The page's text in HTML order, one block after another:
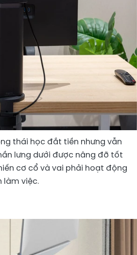
thái học đắt tiền nhưng vẫn
lưng dưới được nâng đỡ tốt
cơ cổ và vai phải hoạt động
làm việc.